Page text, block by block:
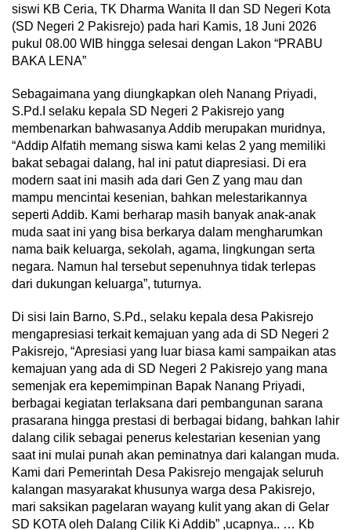
siswi KB Ceria, TK Dharma Wanita II dan SD Negeri Kota
(SD Negeri 2 Pakisrejo) pada hari Kamis, 18 Juni 2026
pukul 08.00 WIB hingga selesai dengan Lakon “PRABU
BAKA LENA”
Sebagaimana yang diungkapkan oleh Nanang Priyadi,
S.Pd.I selaku kepala SD Negeri 2 Pakisrejo yang
membenarkan bahwasanya Addib merupakan muridnya,
“Addip Alfatih memang siswa kami kelas 2 yang memiliki
bakat sebagai dalang, hal ini patut diapresiasi. Di era
modern saat ini masih ada dari Gen Z yang mau dan
mampu mencintai kesenian, bahkan melestarikannya
seperti Addib. Kami berharap masih banyak anak-anak
muda saat ini yang bisa berkarya dalam mengharumkan
nama baik keluarga, sekolah, agama, lingkungan serta
negara. Namun hal tersebut sepenuhnya tidak terlepas
dari dukungan keluarga”, tuturnya.
Di sisi lain Barno, S.Pd., selaku kepala desa Pakisrejo
mengapresiasi terkait kemajuan yang ada di SD Negeri 2
Pakisrejo, “Apresiasi yang luar biasa kami sampaikan atas
kemajuan yang ada di SD Negeri 2 Pakisrejo yang mana
semenjak era kepemimpinan Bapak Nanang Priyadi,
berbagai kegiatan terlaksana dari pembangunan sarana
prasarana hingga prestasi di berbagai bidang, bahkan lahir
dalang cilik sebagai penerus kelestarian kesenian yang
saat ini mulai punah akan peminatnya dari kalangan muda.
Kami dari Pemerintah Desa Pakisrejo mengajak seluruh
kalangan masyarakat khusunya warga desa Pakisrejo,
mari saksikan pagelaran wayang kulit yang akan di Gelar
SD KOTA oleh Dalang Cilik Ki Addib” ,ucapnya.. … Kb